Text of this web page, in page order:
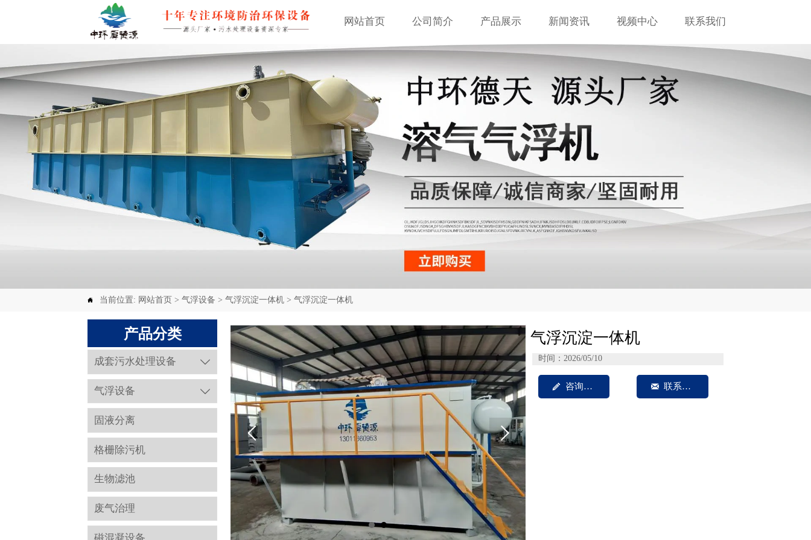
网站首页 公司简介 产品展示 新闻资讯 视频中心 联系我们
 当前位置: 网站首页 >气浮设备 >气浮沉淀一体机 >气浮沉淀一体机
产品分类
成套污水处理设备 
气浮设备 
固液分离
格栅除污机
生物滤池
废气治理
气浮沉淀一体机
时间：2026/05/10
 咨询我们  联系方式